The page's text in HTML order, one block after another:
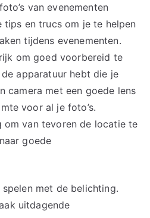
van evenementen
tips en trucs om je te helpen
tijdens evenementen.
om goed voorbereid te
apparatuur hebt die je
camera met een goede lens
voor al je foto’s.
om van tevoren de locatie te
goede
met de belichting.
uitdagende